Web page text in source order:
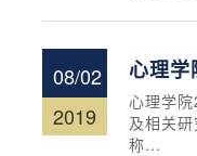
08/02
2019
心理
心理学
及相关
称...